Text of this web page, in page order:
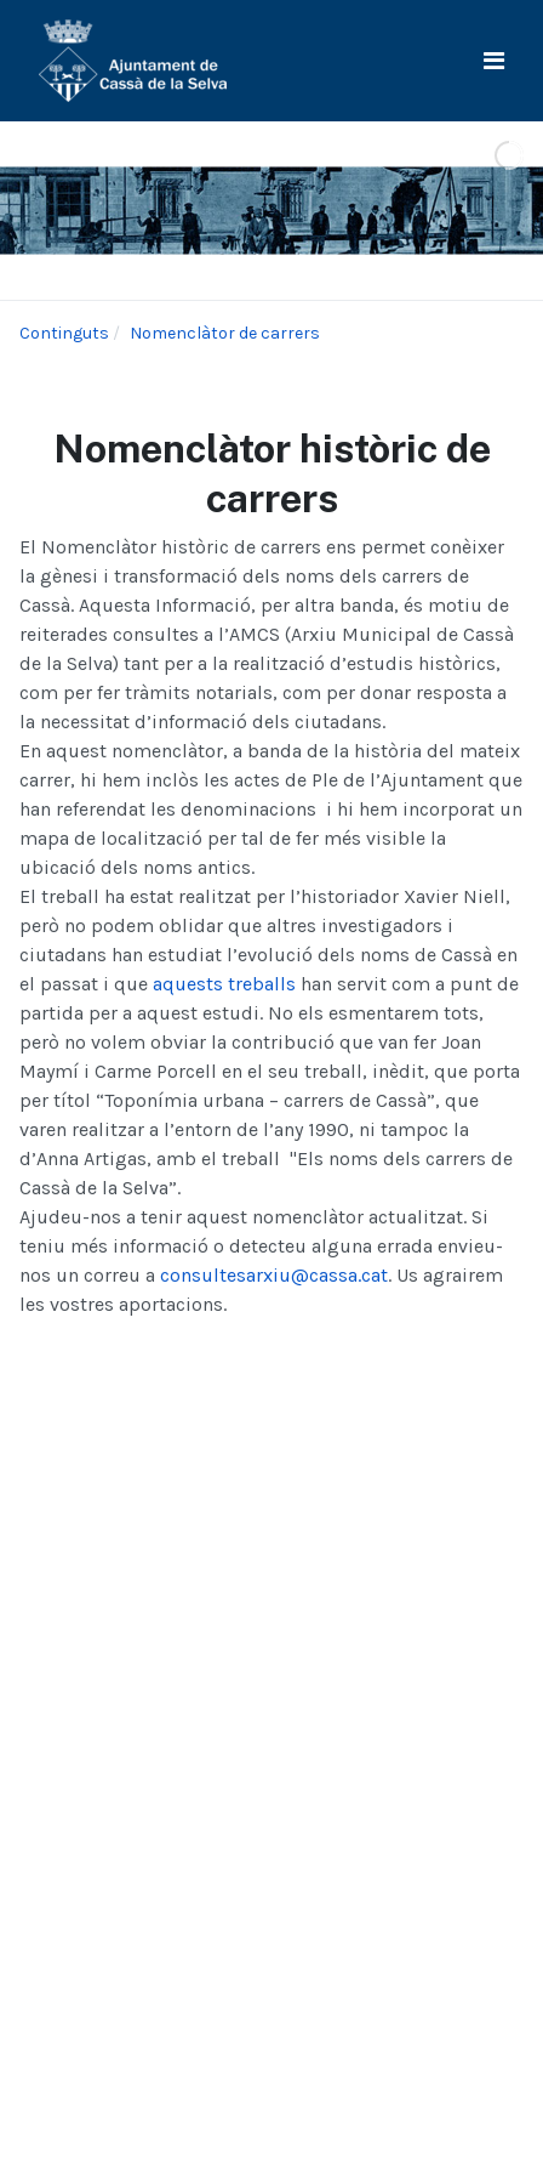
Continguts Nomenclàtor de carrers
Nomenclàtor històric de
carrers
El Nomenclàtor històric de carrers ens permet conèixer
la gènesi i transformació dels noms dels carrers de
Cassà. Aquesta Informació, per altra banda, és motiu de
reiterades consultes a l’AMCS (Arxiu Municipal de Cassà
de la Selva) tant per a la realització d’estudis històrics,
com per fer tràmits notarials, com per donar resposta a
la necessitat d’informació dels ciutadans.
En aquest nomenclàtor, a banda de la història del mateix
carrer, hi hem inclòs les actes de Ple de l’Ajuntament que
han referendat les denominacions i hi hem incorporat un
mapa de localització per tal de fer més visible la
ubicació dels noms antics.
El treball ha estat realitzat per l’historiador Xavier Niell,
però no podem oblidar que altres investigadors i
ciutadans han estudiat l’evolució dels noms de Cassà en
el passat i que aquests treballs han servit com a punt de
partida per a aquest estudi. No els esmentarem tots,
però no volem obviar la contribució que van fer Joan
Maymí i Carme Porcell en el seu treball, inèdit, que porta
per títol “Toponímia urbana – carrers de Cassà”, que
varen realitzar a l’entorn de l’any 1990, ni tampoc la
d’Anna Artigas, amb el treball "Els noms dels carrers de
Cassà de la Selva”.
Ajudeu-nos a tenir aquest nomenclàtor actualitzat. Si
teniu més informació o detecteu alguna errada envieu-
nos un correu a consultesarxiu@cassa.cat. Us agrairem
les vostres aportacions.